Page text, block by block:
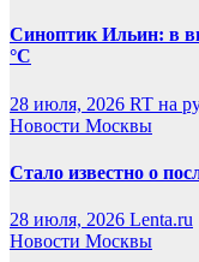
Синоптик Ильин: в
°C
28 июля, 2026 RT на
Новости Москвы
Стало известно о
28 июля, 2026 Lenta.ru
Новости Москвы